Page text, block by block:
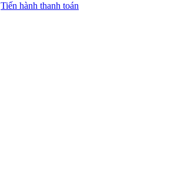
Tiến hành thanh toán